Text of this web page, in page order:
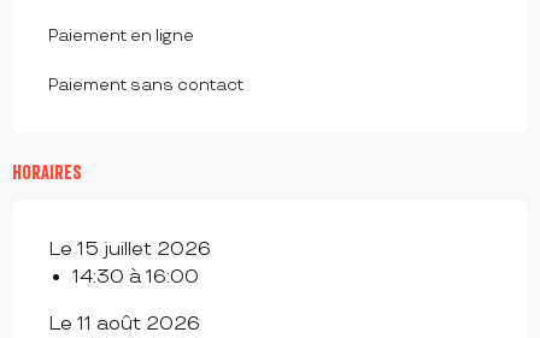
Paiement en ligne
Paiement sans contact
HORAIRES
Le 15 juillet 2026
14:30 à 16:00
Le 11 août 2026